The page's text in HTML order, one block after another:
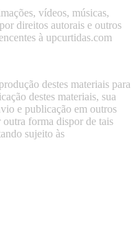
vídeos, músicas,
direitos autorais e outros
à upcurtidas.com
destes materiais para
destes materiais, sua
e publicação em outros
forma dispor de tais
sujeito às